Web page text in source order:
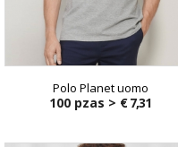
Polo Planet uomo
100 pzas > € 7,31